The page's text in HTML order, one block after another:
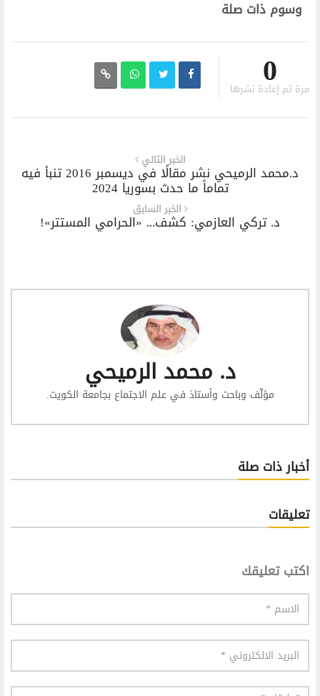
وسوم ذات صلة
0
مرة تم إعادة نشرها
الخبر التالي
د.محمد الرميحي نشر مقالًا في ديسمبر 2016 تنبأ فيه
تماماً ما حدث بسوريا 2024
الخبر السابق
د. تركي العازمي: كشف... «الحرامي المستتر»!
د. محمد الرميحي
مؤلّف وباحث وأستاذ في علم الاجتماع بجامعة الكويت.
أخبار ذات صلة
تعليقات
اكتب تعليقك